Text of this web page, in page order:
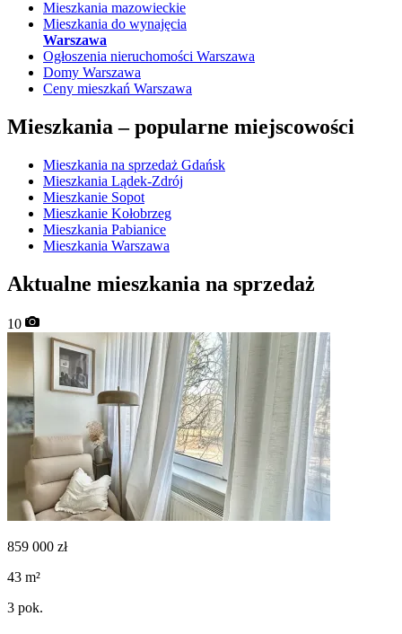
Mieszkania mazowieckie
Mieszkania do wynajęcia
Warszawa
Ogłoszenia nieruchomości Warszawa
Domy Warszawa
Ceny mieszkań Warszawa
Mieszkania –popularne miejscowości
Mieszkania na sprzedaż Gdańsk
Mieszkania Lądek-Zdrój
Mieszkanie Sopot
Mieszkanie Kołobrzeg
Mieszkania Pabianice
Mieszkania Warszawa
Aktualne mieszkania na sprzedaż
10
859 000 zł
43 m²
3 pok.